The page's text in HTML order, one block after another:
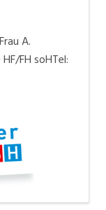
A.
FH soHTel: